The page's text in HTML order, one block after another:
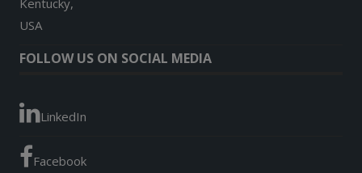
Kentucky,
USA
FOLLOW US ON SOCIAL MEDIA
LinkedIn
Facebook